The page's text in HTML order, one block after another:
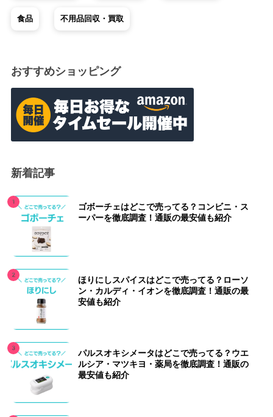
食品 不用品回収・買取
おすすめショッピング
新着記事
ゴボーチェはどこで売ってる？コンビニ・ス
ーパーを徹底調査！通販の最安値も紹介
ほりにしスパイスはどこで売ってる？ローソ
ン・カルディ・イオンを徹底調査！通販の最
安値も紹介
パルスオキシメータはどこで売ってる？ウエ
ルシア・マツキヨ・薬局を徹底調査！通販の
最安値も紹介